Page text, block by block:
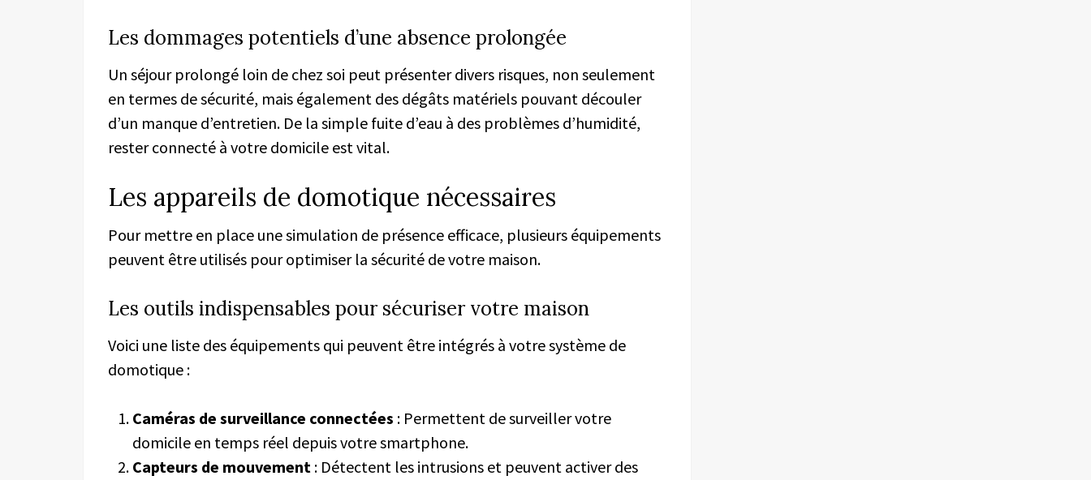
Les dommages potentiels d’une absence prolongée
Un séjour prolongé loin de chez soi peut présenter divers risques, non seulement
en termes de sécurité, mais également des dégâts matériels pouvant découler
d’un manque d’entretien. De la simple fuite d’eau à des problèmes d’humidité,
rester connecté à votre domicile est vital.
Les appareils de domotique nécessaires
Pour mettre en place une simulation de présence efficace, plusieurs équipements
peuvent être utilisés pour optimiser la sécurité de votre maison.
Les outils indispensables pour sécuriser votre maison
Voici une liste des équipements qui peuvent être intégrés à votre système de
domotique :
Caméras de surveillance connectées : Permettent de surveiller votre
domicile en temps réel depuis votre smartphone.
Capteurs de mouvement : Détectent les intrusions et peuvent activer des